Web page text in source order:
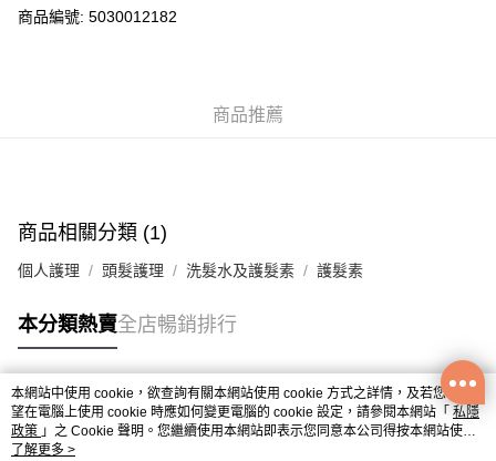
送貨方式
每筆HK$50.00，滿HK$200.00或以上免運費
UNY 門市自取
商品編號: 5030012182
商品推薦
商品相關分類 (1)
個人護理 頭髮護理 洗髮水及護髮素 護髮素
本分類熱賣全店暢銷排行
熱門標籤
熱銷排行
本網站中使用 cookie，欲查詢有關本網站使用 cookie 方式之詳情，及若您不希
望在電腦上使用 cookie 時應如何變更電腦的 cookie 設定，請參閱本網站「 私隱
政策 」之 Cookie 聲明。您繼續使用本網站即表示您同意本公司得按本網站使用
條款之 Cookie 聲明使用 cookie。
了解更多 >